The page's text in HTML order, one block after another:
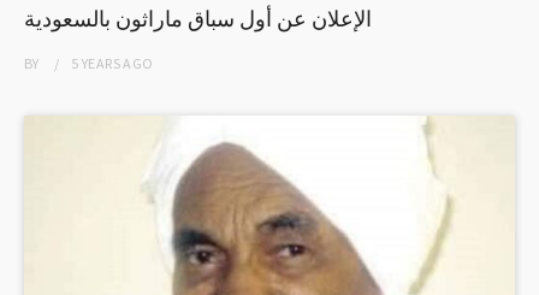
الإعلان عن أول سباق ماراثون بالسعودية
BY 5 YEARSAGO